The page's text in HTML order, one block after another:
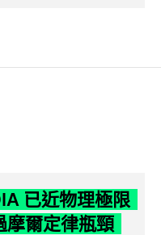
已近物理極限
摩爾定律瓶頸